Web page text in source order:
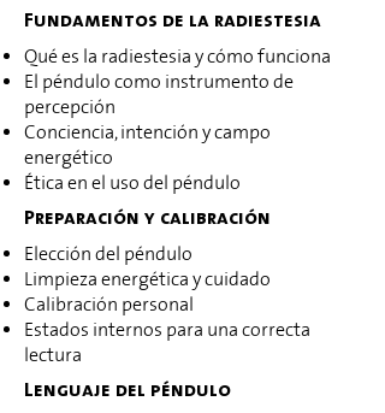
Fundamentos de la radiestesia
Qué es la radiestesia y cómo funciona
El péndulo como instrumento de
percepción
Conciencia, intención y campo
energético
Ética en el uso del péndulo
Preparación y calibración
Elección del péndulo
Limpieza energética y cuidado
Calibración personal
Estados internos para una correcta
lectura
Lenguaje del péndulo